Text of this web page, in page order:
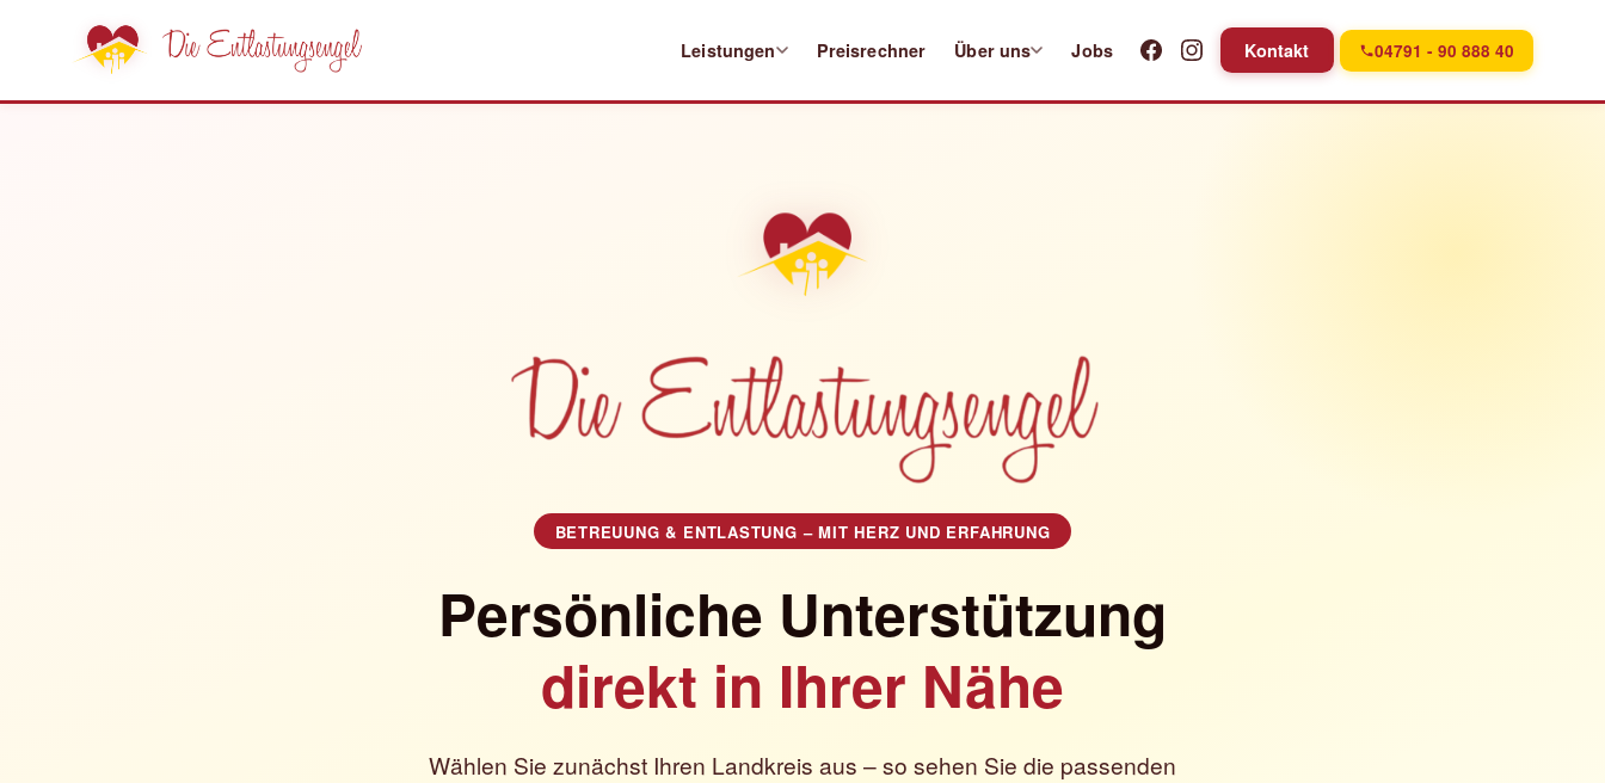
Leistungen Preisrechner Über uns Jobs Kontakt 04791 - 90 888 40
BETREUUNG & ENTLASTUNG – MIT HERZ UND ERFAHRUNG
Persönliche Unterstützung
direkt in Ihrer Nähe
Wählen Sie zunächst Ihren Landkreis aus – so sehen Sie die passenden